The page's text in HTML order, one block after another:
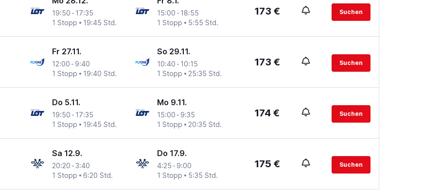
19:50 - 17:35
1 Stopp
19:45 Std.
15:00 - 18:55
1 Stopp
5:55 Std.
173 € Suchen
Fr 27.11.
12:00 - 9:40
1 Stopp
19:40 Std.
So 29.11.
10:40 - 10:15
1 Stopp
25:35 Std.
173 € Suchen
Do 5.11.
19:50 - 17:35
1 Stopp
19:45 Std.
Mo 9.11.
15:00 - 9:35
1 Stopp
20:35 Std.
174 € Suchen
Sa 12.9.
20:20 - 3:40
1 Stopp
6:20 Std.
Do 17.9.
4:25 - 9:00
1 Stopp
5:35 Std.
175 € Suchen